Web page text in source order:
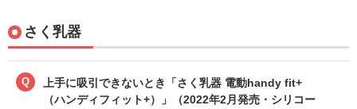
さく乳器
Q
上手に吸引できないとき「さく乳器 電動handy fit+
（ハンディフィット+）」（2022年2月発売・シリコー